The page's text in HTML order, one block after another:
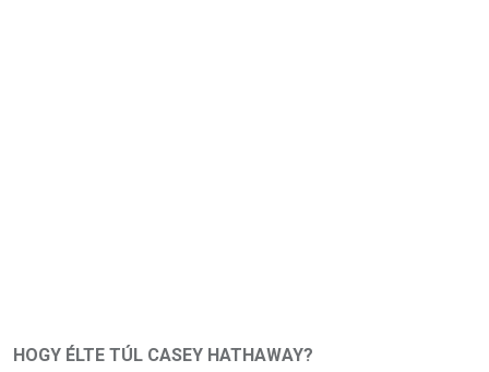
HOGY ÉLTE TÚL CASEY HATHAWAY?